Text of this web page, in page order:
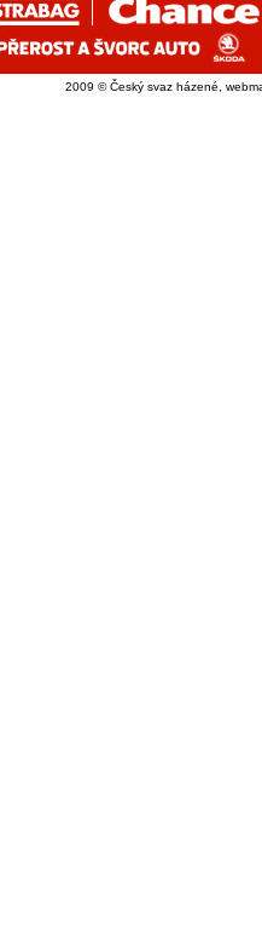
2009 © Český svaz házené,